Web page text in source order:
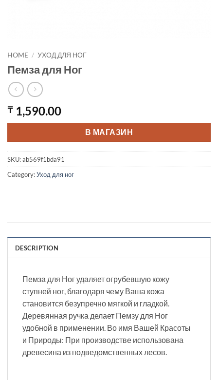
HOME / УХОД ДЛЯ НОГ
Пемза для Ног
₸ 1,590.00
В МАГАЗИН
SKU:ab569f1bda91
Category:Уход для ног
DESCRIPTION
Пемза для Ног удаляет огрубевшую кожу
ступней ног, благодаря чему Ваша кожа
становится безупречно мягкой и гладкой.
Деревянная ручка делает Пемзу для Ног
удобной в применении. Во имя Вашей Красоты
и Природы: При производстве использована
древесина из подведомственных лесов.